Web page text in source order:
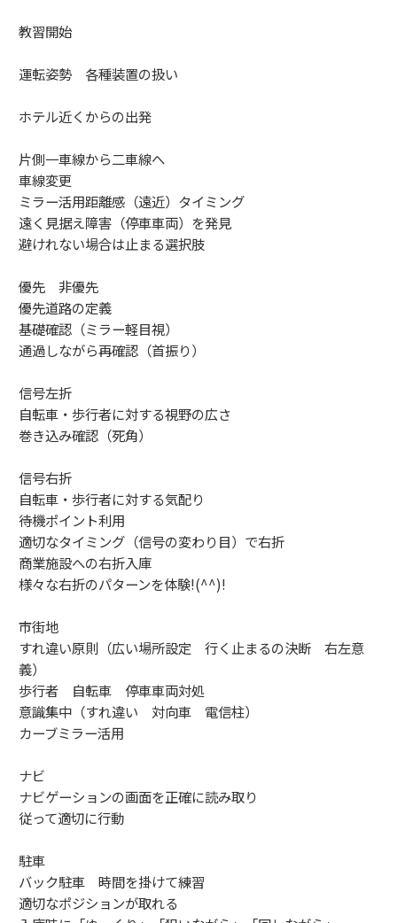
教習開始
運転姿勢 各種装置の扱い
ホテル近くからの出発
片側一車線から二車線へ
車線変更
ミラー活用距離感（遠近）タイミング
遠く見据え障害（停車車両）を発見
避けれない場合は止まる選択肢
優先 非優先
優先道路の定義
基礎確認（ミラー軽目視）
通過しながら再確認（首振り）
信号左折
自転車・歩行者に対する視野の広さ
巻き込み確認（死角）
信号右折
自転車・歩行者に対する気配り
待機ポイント利用
適切なタイミング（信号の変わり目）で右折
商業施設への右折入庫
様々な右折のパターンを体験!(^^)!
市街地
すれ違い原則（広い場所設定 行く止まるの決断 右左意
義）
歩行者 自転車 停車車両対処
意識集中（すれ違い 対向車 電信柱）
カーブミラー活用
ナビ
ナビゲーションの画面を正確に読み取り
従って適切に行動
駐車
バック駐車 時間を掛けて練習
適切なポジションが取れる